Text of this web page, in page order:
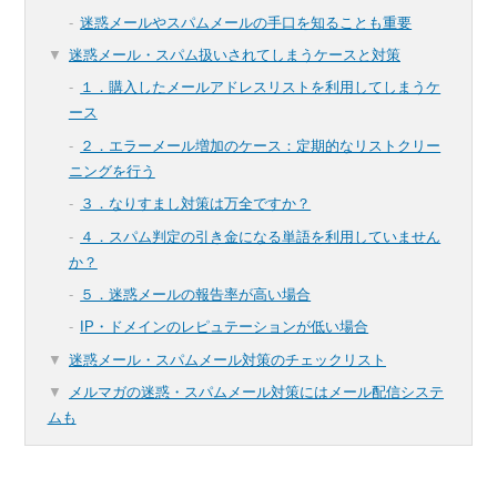
迷惑メールやスパムメールの手口を知ることも重要
迷惑メール・スパム扱いされてしまうケースと対策
１．購入したメールアドレスリストを利用してしまうケ
ース
２．エラーメール増加のケース：定期的なリストクリー
ニングを行う
３．なりすまし対策は万全ですか？
４．スパム判定の引き金になる単語を利用していません
か？
５．迷惑メールの報告率が高い場合
IP・ドメインのレピュテーションが低い場合
迷惑メール・スパムメール対策のチェックリスト
メルマガの迷惑・スパムメール対策にはメール配信システ
ムも